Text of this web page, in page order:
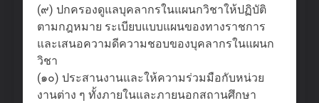
(๙) ปกครองดูแลบุคลากรในแผนกวิชาให้ปฏิบัติ
ตามกฎหมาย ระเบียบแบบแผนของทางราชการ
และเสนอความดีความชอบของบุคลากรในแผนก
วิชา
(๑๐) ประสานงานและให้ความร่วมมือกับหน่วย
งานต่าง ๆ ทั้งภายในและภายนอกสถานศึกษา